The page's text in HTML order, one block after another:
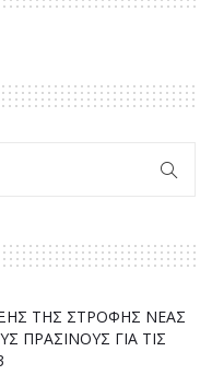
ΤΗΣ ΣΤΡΟΦΗΣ ΝΕΑΣ
ΠΡΑΣΙΝΟΥΣ ΓΙΑ ΤΙΣ